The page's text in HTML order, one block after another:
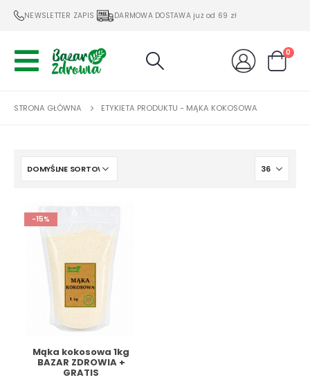
NEWSLETTER ZAPIS DARMOWA DOSTAWA już od 69 zł
0
STRONA GŁÓWNA ETYKIETA PRODUKTU - MĄKA KOKOSOWA
-15%
Mąka kokosowa 1kg
BAZAR ZDROWIA +
GRATIS